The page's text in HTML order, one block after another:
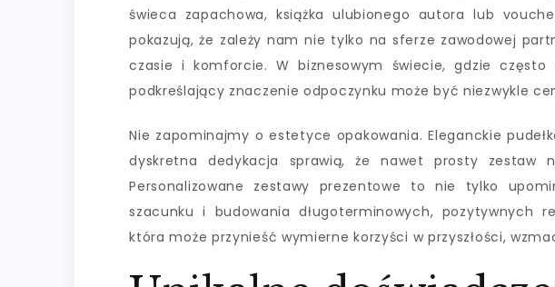
świeca zapachowa, książka ulubionego autora lub
pokazują, że zależy nam nie tylko na sferze zawodowej
czasie i komforcie. W biznesowym świecie, gdzie
podkreślający znaczenie odpoczynku może być niezwykle
Nie zapominajmy o estetyce opakowania. Eleganckie
dyskretna dedykacja sprawią, że nawet prosty zestaw
Personalizowane zestawy prezentowe to nie tylko
szacunku i budowania długoterminowych, pozytywnych
która może przynieść wymierne korzyści w przyszłości,